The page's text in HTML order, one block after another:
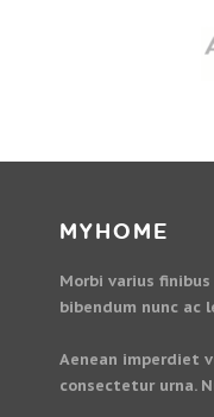
MYHOME
Morbi varius
bibendum nunc ac
Aenean imperdiet
consectetur urna.